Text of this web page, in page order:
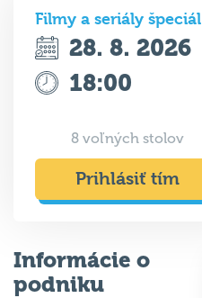
Filmy a seriály špeciál
28. 8. 2026
18:00
8 voľných stolov
Prihlásiť tím
Informácie o
podniku